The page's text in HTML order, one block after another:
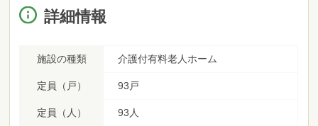
詳細情報
施設の種類 介護付有料老人ホーム
定員（戸） 93戸
定員（人） 93人